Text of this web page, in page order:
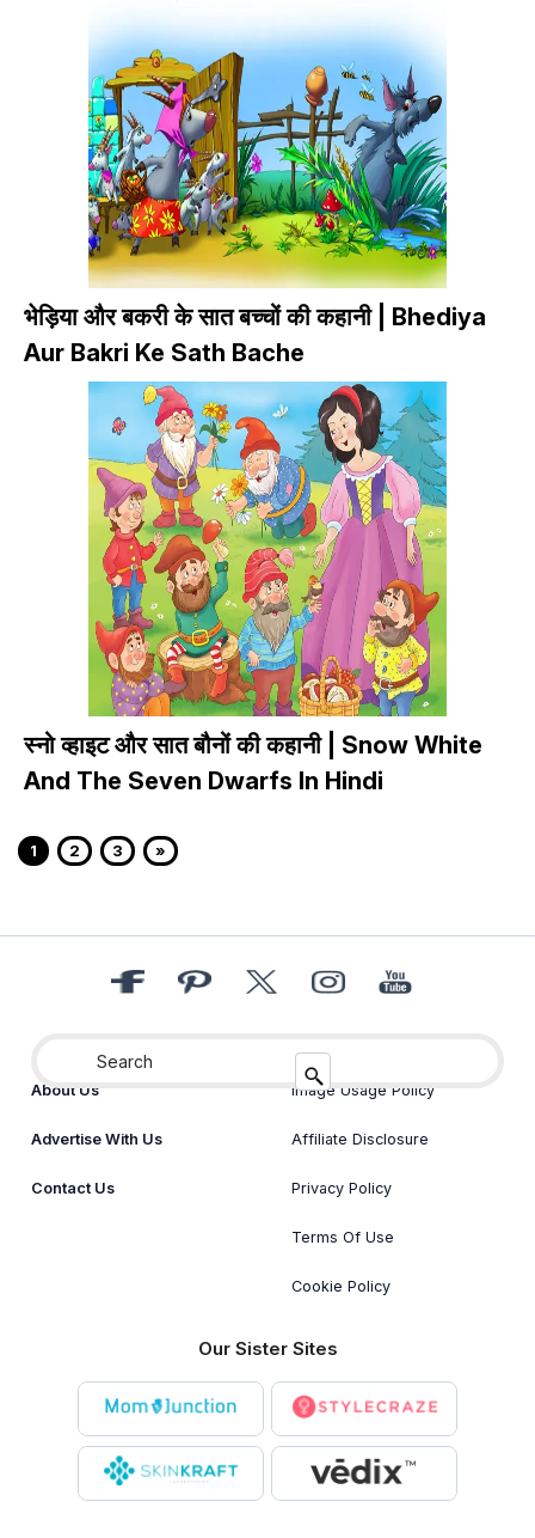
भेड़िया और बकरी के सात बच्चों की कहानी | Bhediya
Aur Bakri Ke Sath Bache
स्नो व्हाइट और सात बौनों की कहानी | Snow White
And The Seven Dwarfs In Hindi
1 2 3 »
About Us
Advertise With Us
Contact Us
Image Usage Policy
Affiliate Disclosure
Privacy Policy
Terms Of Use
Cookie Policy
Our Sister Sites